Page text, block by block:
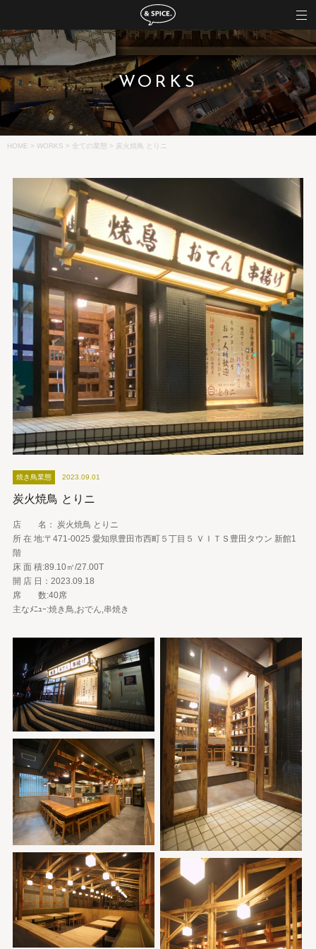
WORKS
HOME > WORKS > 全ての業態 > 炭火焼鳥 とりニ
焼き鳥業態 2023.09.01
炭火焼鳥 とりニ
店 名： 炭火焼鳥 とりニ
所 在 地:〒471-0025 愛知県豊田市西町５丁目５ ＶＩＴＳ豊田タウン 新館1
階
床 面 積:89.10㎡/27.00T
開 店 日：2023.09.18
席 数:40席
主なﾒﾆｭｰ:焼き鳥,おでん,串焼き